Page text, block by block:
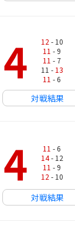
4 12 - 10
11 - 9
11 - 7
11 - 13
11 - 6
対戦結果
4 11 - 6
14- 12
11 - 9
12 - 10
対戦結果